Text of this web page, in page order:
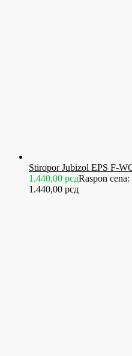
Stiropor Jubizol EPS F-
1.440,00 рсдRaspon
1.440,00 рсд